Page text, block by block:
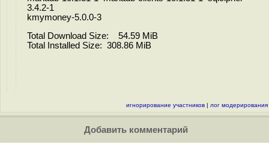
3.4.2-1
kmymoney-5.0.0-3
Total Download Size: 54.59 MiB
Total Installed Size: 308.86 MiB
игнорирование участников | лог модерирования
Добавить комментарий